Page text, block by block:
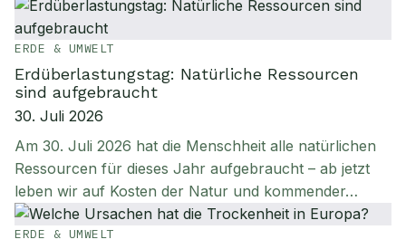
ERDE & UMWELT
Erdüberlastungstag: Natürliche Ressourcen
sind aufgebraucht
30. Juli 2026
Am 30. Juli 2026 hat die Menschheit alle natürlichen
Ressourcen für dieses Jahr aufgebraucht – ab jetzt
leben wir auf Kosten der Natur und kommender…
ERDE & UMWELT